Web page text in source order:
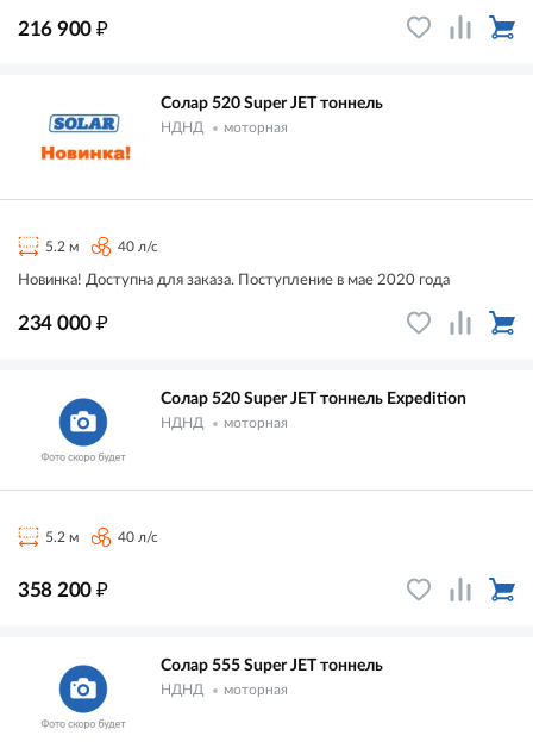
216 900 ₽
Солар 520 Super JET тоннель
НДНД моторная
5.2 м 40 л/с
Новинка! Доступна для заказа. Поступление в мае 2020 года
234 000 ₽
Солар 520 Super JET тоннель Expedition
НДНД моторная
5.2 м 40 л/с
358 200 ₽
Солар 555 Super JET тоннель
НДНД моторная